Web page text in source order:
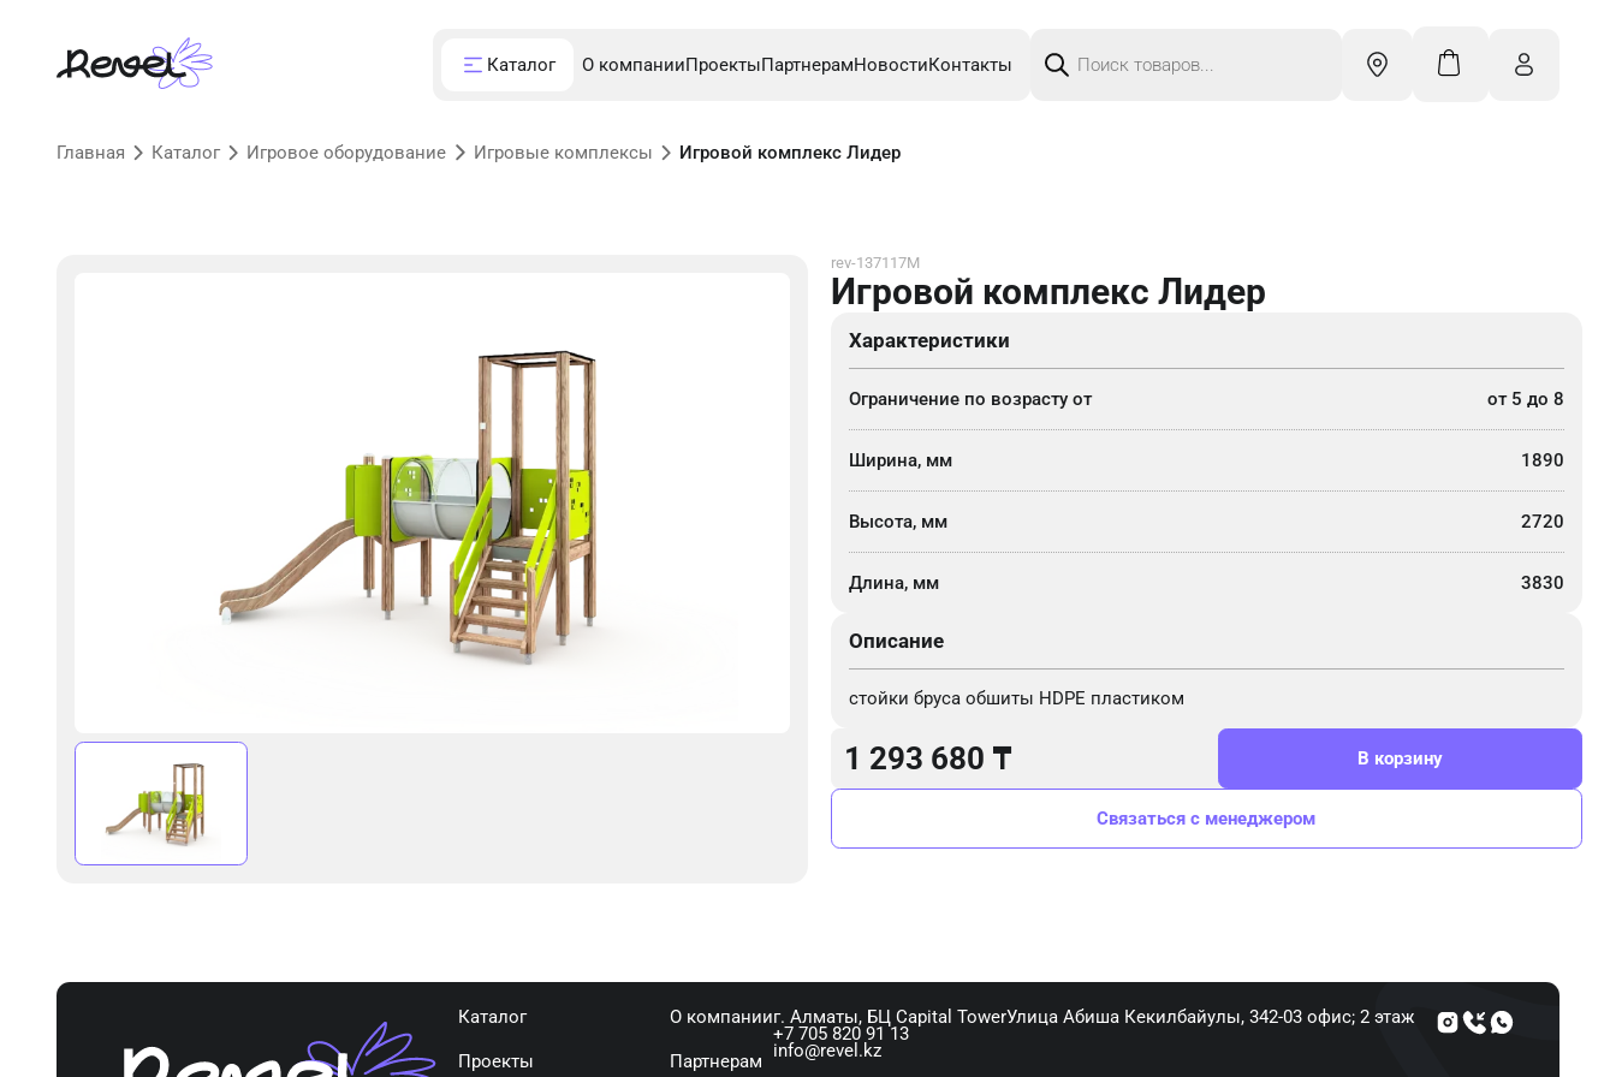
Каталог О компанииПроектыПартнерамНовостиКонтакты
товаров
Главная Каталог Игровое оборудование Игровые комплексы Игровой комплекс Лидер
rev-137117M
Игровой комплекс Лидер
Характеристики
Ограничение по возрасту от от 5 до 8
Ширина, мм 1890
Высота, мм 2720
Длина, мм 3830
Описание
стойки бруса обшиты HDPE пластиком
1 293 680 ₸ В корзину
Связаться с менеджером
Каталог О компании
Проекты Партнерам
г. Алматы, ​БЦ Capital Tower​Улица Абиша Кекилбайулы, 34​2-03 офис; 2 этаж
+7 705 820 91 13
info@revel.kz